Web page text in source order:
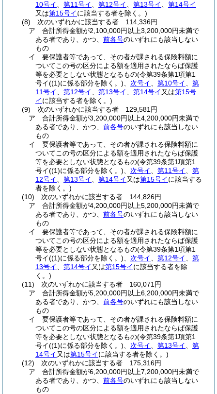
10号イ
第11号イ 第12号イ 第13号イ
第14号イ
又は第15号イに該当する者を除く。)
(8)
次のいずれかに該当する者 114,336円
ア
合計所得金額が2,100,000円以上3,200,000円未満で
ある者であり、かつ、 前各号のいずれにも該当しない
もの
イ
要保護者等であって、その者が課される保険料額に
ついてこの号の区分による額を適用されたならば保護
等を必要としない状態となるもの(令第39条第1項第1
号イ((1)に係る部分を除く。) 次号イ 第10号イ
第
11号イ
第12号イ 第13号イ 第14号イ 又は第15号
イに該当する者を除く。)
(9)
次のいずれかに該当する者 129,581円
ア
合計所得金額が3,200,000円以上4,200,000円未満で
ある者であり、かつ、 前各号のいずれにも該当しない
もの
イ
要保護者等であって、その者が課される保険料額に
ついてこの号の区分による額を適用されたならば保護
等を必要としない状態となるもの(令第39条第1項第1
号イ((1)に係る部分を除く。) 次号イ 第11号イ
第
12号イ
第13号イ 第14号イ 又は第15号イに該当する
者を除く。)
(10)
次のいずれかに該当する者 144,826円
ア
合計所得金額が4,200,000円以上5,200,000円未満で
ある者であり、かつ、 前各号のいずれにも該当しない
もの
イ
要保護者等であって、その者が課される保険料額に
ついてこの号の区分による額を適用されたならば保護
等を必要としない状態となるもの(令第39条第1項第1
号イ((1)に係る部分を除く。) 次号イ 第12号イ
第
13号イ
第14号イ 又は第15号イに該当する者を除
く。)
(11)
次のいずれかに該当する者 160,071円
ア
合計所得金額が5,200,000円以上6,200,000円未満で
ある者であり、かつ、 前各号のいずれにも該当しない
もの
イ
要保護者等であって、その者が課される保険料額に
ついてこの号の区分による額を適用されたならば保護
等を必要としない状態となるもの(令第39条第1項第1
号イ((1)に係る部分を除く。) 次号イ 第13号イ
第
14号イ 又は第15号イに該当する者を除く。)
(12)
次のいずれかに該当する者 175,316円
ア
合計所得金額が6,200,000円以上7,200,000円未満で
ある者であり、かつ、 前各号のいずれにも該当しない
もの